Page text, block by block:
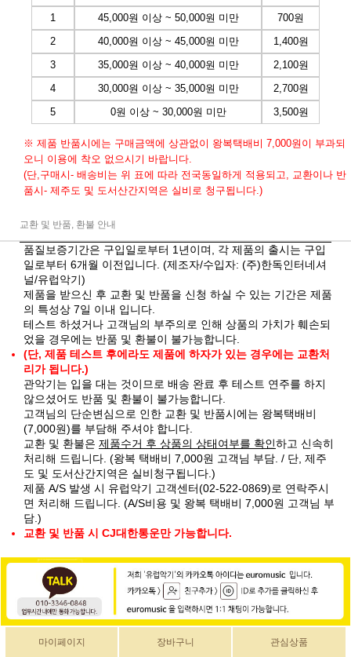
1
45,000원 이상 ~ 50,000원 미만
700원
2
40,000원 이상 ~ 45,000원 미만
1,400원
3
35,000원 이상 ~ 40,000원 미만
2,100원
4
30,000원 이상 ~ 35,000원 미만
2,700원
5
0원 이상 ~ 30,000원 미만 3,500원
※ 제품 반품시에는 구매금액에 상관없이 왕복택배비 7,000원이 부과되
오니 이용에 착오 없으시기 바랍니다.
(단,구매시- 배송비는 위 표에 따라 전국동일하게 적용되고, 교환이나 반
품시- 제주도 및 도서산간지역은 실비로 청구됩니다.)
교환 및 반품, 환불 안내
품질보증기간은 구입일로부터 1년이며, 각 제품의 출시는 구입
일로부터 6개월 이전입니다. (제조자/수입자: (주)한독인터네셔
널/유럽악기)
제품을 받으신 후 교환 및 반품을 신청 하실 수 있는 기간은 제품
의 특성상 7일 이내 입니다.
테스트 하셨거나 고객님의 부주의로 인해 상품의 가치가 훼손되
었을 경우에는 반품 및 환불이 불가능합니다.
(단, 제품 테스트 후에라도 제품에 하자가 있는 경우에는 교환처
리가 됩니다.)
관악기는 입을 대는 것이므로 배송 완료 후 테스트 연주를 하지
않으셨어도 반품 및 환불이 불가능합니다.
고객님의 단순변심으로 인한 교환 및 반품시에는 왕복택배비
(7,000원)를 부담해 주셔야 합니다.
교환 및 환불은 제품수거 후 상품의 상태여부를 확인하고 신속히
처리해 드립니다. (왕복 택배비 7,000원 고객님 부담. / 단, 제주
도 및 도서산간지역은 실비청구됩니다.)
제품 A/S 발생 시 유럽악기 고객센터(02-522-0869)로 연락주시
면 처리해 드립니다. (A/S비용 및 왕복 택배비 7,000원 고객님 부
담.)
교환 및 반품 시 CJ대한통운만 가능합니다.
마이페이지 장바구니 관심상품